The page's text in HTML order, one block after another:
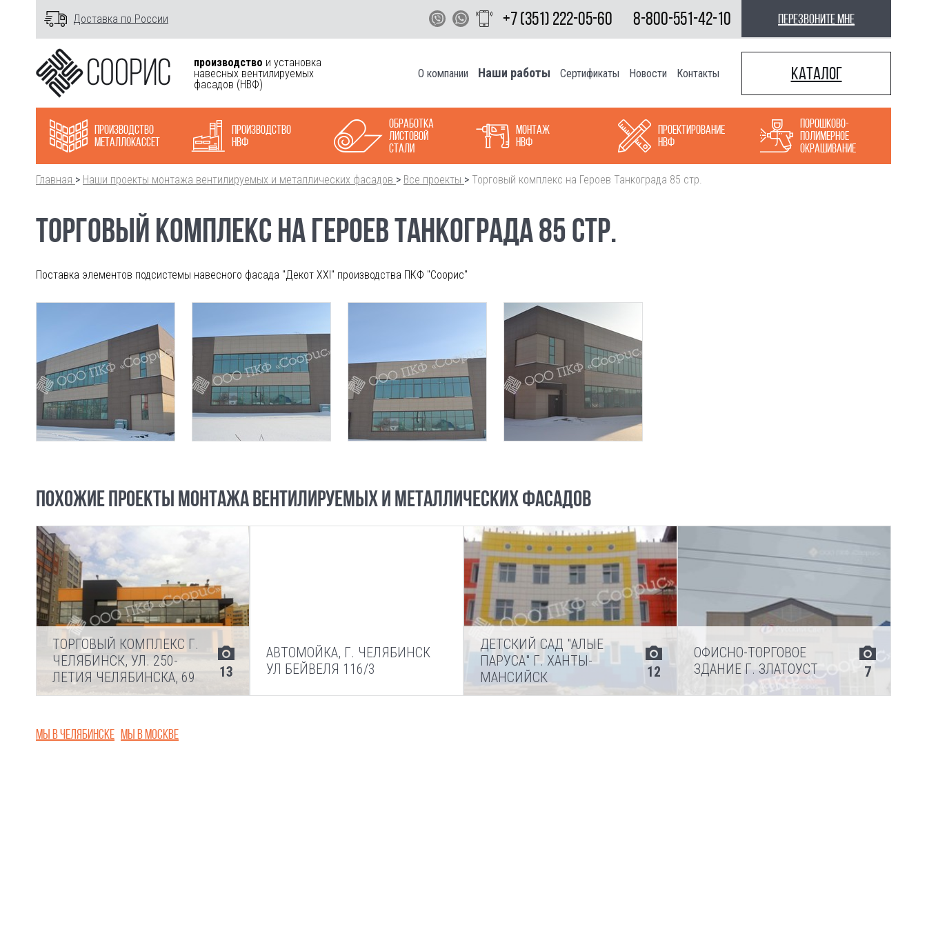
Доставка по России +7 (351) 222-05-60 8-800-551-42-10 перезвоните мне
производство и установка
навесных вентилируемых
фасадов (НВФ)
О компании Наши работы Сертификаты Новости Контакты Каталог
Производство
металлокасcет
Производство
НВФ
Обработка
листовой
стали
Монтаж
НВФ
Проектирование
НВФ
Порошково-
полимерное
окрашивание
Главная > Наши проекты монтажа вентилируемых и металлических фасадов > Все проекты > Торговый комплекс на Героев Танкограда 85 стр.
ТОРГОВЫЙ КОМПЛЕКС НА ГЕРОЕВ ТАНКОГРАДА 85 СТР.
Поставка элементов подсистемы навесного фасада "Декот XXI" производства ПКФ "Соорис"
ПОХОЖИЕ ПРОЕКТЫ МОНТАЖА ВЕНТИЛИРУЕМЫХ И МЕТАЛЛИЧЕСКИХ ФАСАДОВ
13
ТОРГОВЫЙ КОМПЛЕКС Г.
ЧЕЛЯБИНСК, УЛ. 250-
ЛЕТИЯ ЧЕЛЯБИНСКА, 69
АВТОМОЙКА, Г. ЧЕЛЯБИНСК
УЛ БЕЙВЕЛЯ 116/3
12
ДЕТСКИЙ САД "АЛЫЕ
ПАРУСА" Г. ХАНТЫ-
МАНСИЙСК
7
ОФИСНО-ТОРГОВОЕ
ЗДАНИЕ Г. ЗЛАТОУСТ
Мы в Челябинске Мы в Москве